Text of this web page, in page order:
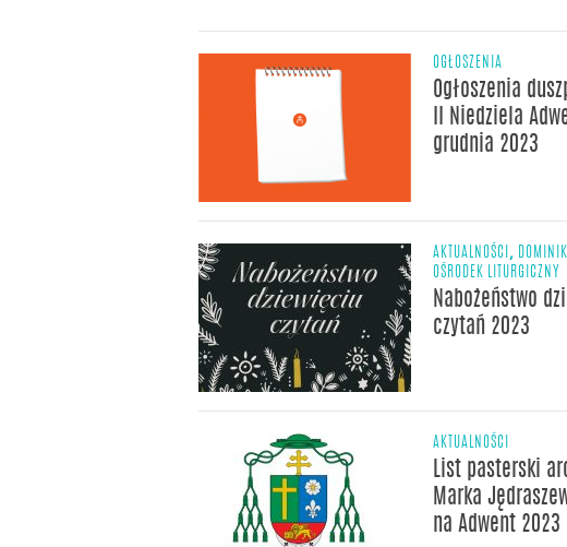
OGŁOSZENIA
Ogłoszenia
II Niedziela
grudnia 2023
AKTUALNOŚCI ,
OŚRODEK LITURGICZNY
Nabożeństwo
czytań 2023
AKTUALNOŚCI
List pasterski
Marka
na Adwent 2023